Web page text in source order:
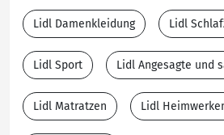
Lidl Damenkleidung Lidl
Lidl Sport Lidl Angesagte und
Lidl Matratzen Lidl